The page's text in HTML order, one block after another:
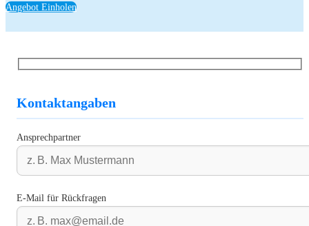
Angebot Einholen
Kontaktangaben
Ansprechpartner
E-Mail für Rückfragen